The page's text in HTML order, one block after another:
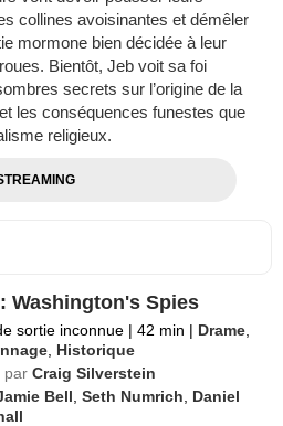
collines avoisinantes et démêler
mormone bien décidée à leur
Bientôt, Jeb voit sa foi
secrets sur l’origine de la
les conséquences funestes que
religieux.
Washington's Spies
sortie inconnue | 42 min | Drame
Historique
par Craig Silverstein
Bell ,Seth Numrich
Daniel